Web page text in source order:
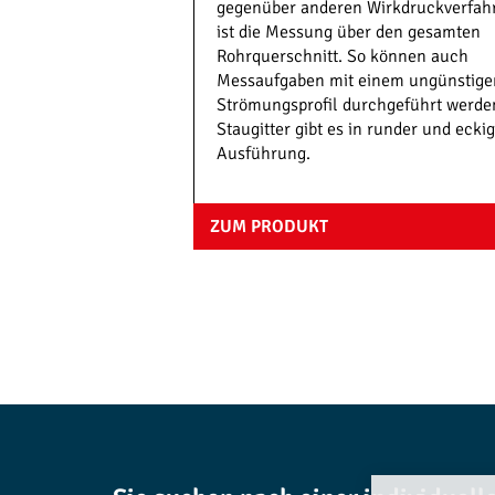
gegenüber anderen
ist die Messung über den gesamten
Rohrquerschnitt. So können auch
Messaufgaben mit einem
Strömungsprofil durchgeführt
Staugitter gibt es in runder und
Ausführung.
ZUM PRODUKT